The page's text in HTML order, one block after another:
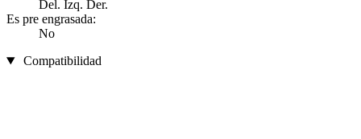
Del. Izq. Der.
Es pre engrasada:
No
Compatibilidad